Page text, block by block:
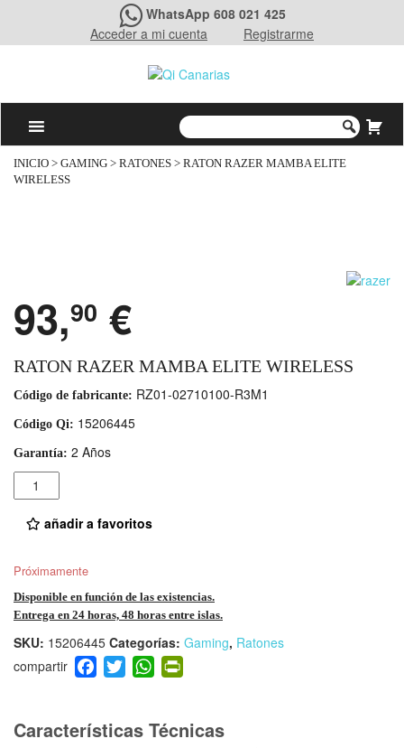
WhatsApp 608 021 425
Acceder a mi cuenta
Registrarme
INICIO > GAMING > RATONES > RATON RAZER MAMBA ELITE
WIRELESS
93,90 €
RATON RAZER MAMBA ELITE WIRELESS
Código de fabricante: RZ01-02710100-R3M1
Código Qi: 15206445
Garantía: 2 Años
Cantidad
añadir a favoritos
Próximamente
Disponible en función de las existencias.
Entrega en 24 horas, 48 horas entre islas.
SKU: 15206445 Categorías: Gaming, Ratones
F
a
e
T
wi
er
W
h
s ri
Características Técnicas